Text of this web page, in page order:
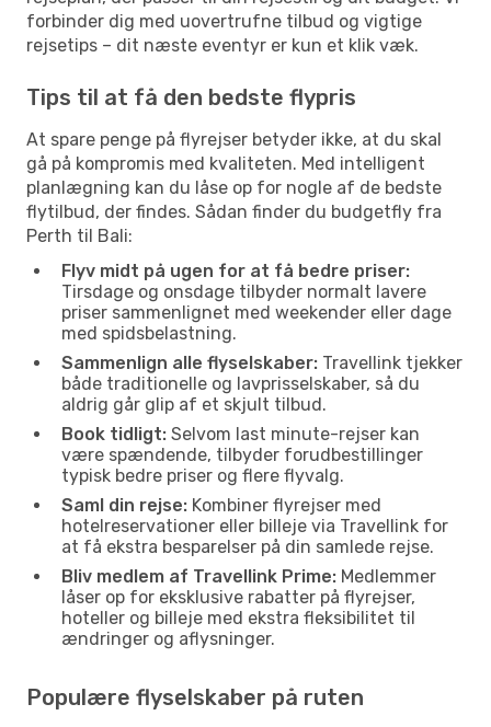
forbinder dig med uovertrufne tilbud og vigtige
rejsetips – dit næste eventyr er kun et klik væk.
Tips til at få den bedste flypris
At spare penge på flyrejser betyder ikke, at du skal
gå på kompromis med kvaliteten. Med intelligent
planlægning kan du låse op for nogle af de bedste
flytilbud, der findes. Sådan finder du budgetfly fra
Perth til Bali:
Flyv midt på ugen for at få bedre priser:
Tirsdage og onsdage tilbyder normalt lavere
priser sammenlignet med weekender eller dage
med spidsbelastning.
Sammenlign alle flyselskaber: Travellink tjekker
både traditionelle og lavprisselskaber, så du
aldrig går glip af et skjult tilbud.
Book tidligt: Selvom last minute-rejser kan
være spændende, tilbyder forudbestillinger
typisk bedre priser og flere flyvalg.
Saml din rejse: Kombiner flyrejser med
hotelreservationer eller billeje via Travellink for
at få ekstra besparelser på din samlede rejse.
Bliv medlem af Travellink Prime: Medlemmer
låser op for eksklusive rabatter på flyrejser,
hoteller og billeje med ekstra fleksibilitet til
ændringer og aflysninger.
Populære flyselskaber på ruten